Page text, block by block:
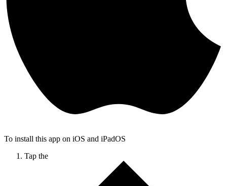
To install this app on iOS and iPadOS
Tap the